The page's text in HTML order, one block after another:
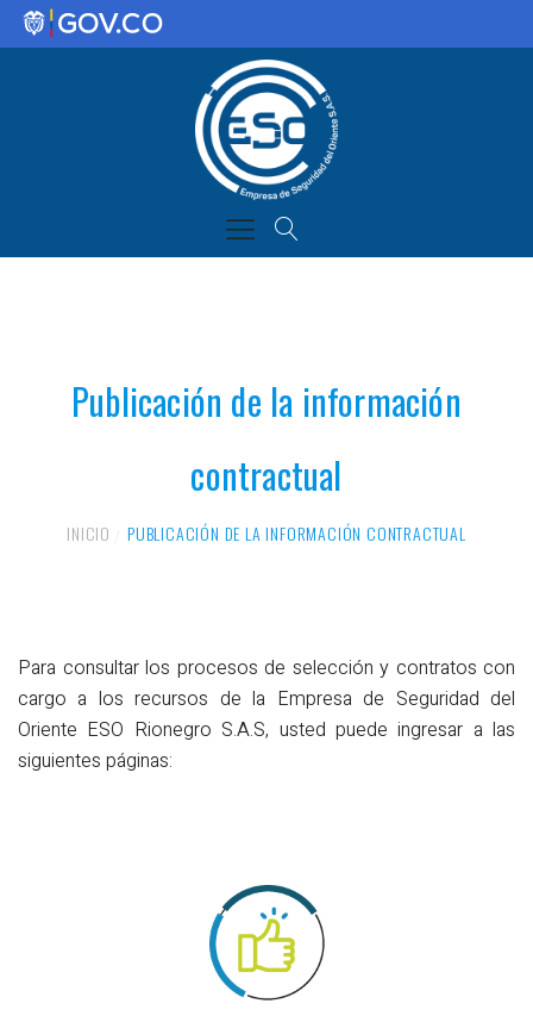
Publicación de la información
contractual
INICIO PUBLICACIÓN DE LA INFORMACIÓN CONTRACTUAL
Para consultar los procesos de selección y contratos con
cargo a los recursos de la Empresa de Seguridad del
Oriente ESO Rionegro S.A.S, usted puede ingresar a las
siguientes páginas: